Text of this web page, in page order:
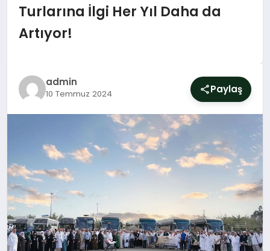
MAGAZIN
YAŞAM
EĞITIM
Turlarına İlgi Her Yıl Daha da
Artıyor!
admin
10 Temmuz 2024 Paylaş